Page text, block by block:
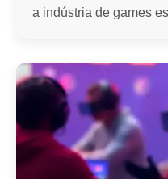
a indústria de games